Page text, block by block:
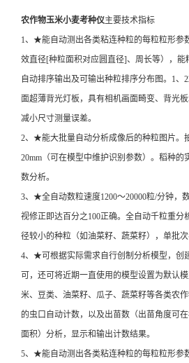
农作物玉米小麦考种仪主要技术指标
1、★能自动测出各类粘连种粒的每粒粒形参
效直径[种粒面积对应圆直径]、周长等），
自动排序输出及可输出种粒排序分布图。 1、
面超薄背光灯板，具有相机画面畸变、背光
减小尺寸测量误差。
2、★能大批量自动分析成像后的种粒图片。
20mm（可在模型中维护识别参数）。稻种
数分析。
3、★全自动数粒速度1200～20000粒/分钟，
视修正即达百分之100正确。全自动千粒重分
径较小的种粒（如油菜籽、蔬菜籽），单批次
4、★可根据实际需求自行创制分析模型，创
可，还可将近期一直使用的模型设置为默认
米、豆类、油菜籽、瓜子、蔬菜籽等各类农
的虫口自动计数，以及出苗数（出苗角度可
面积）分析，显示和输出计数结果。
5、★能自动测出各类粘连种粒的每粒粒形参